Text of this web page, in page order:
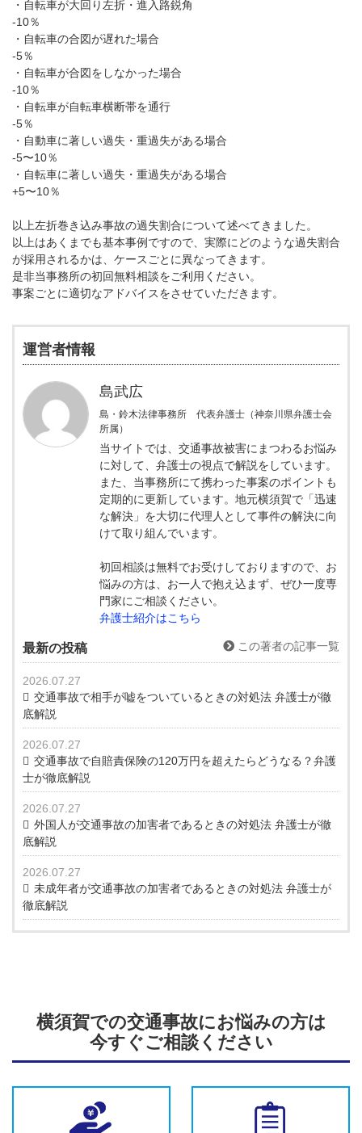
・自転車が大回り左折・進入路鋭角
-10％
・自転車の合図が遅れた場合
-5％
・自転車が合図をしなかった場合
-10％
・自転車が自転車横断帯を通行
-5％
・自動車に著しい過失・重過失がある場合
-5〜10％
・自転車に著しい過失・重過失がある場合
+5〜10％
以上左折巻き込み事故の過失割合について述べてきました。
以上はあくまでも基本事例ですので、実際にどのような過失割合
が採用されるかは、ケースごとに異なってきます。
是非当事務所の初回無料相談をご利用ください。
事案ごとに適切なアドバイスをさせていただきます。
運営者情報
島武広
島・鈴木法律事務所 代表弁護士（神奈川県弁護士会
所属）
当サイトでは、交通事故被害にまつわるお悩み
に対して、弁護士の視点で解説をしています。
また、当事務所にて携わった事案のポイントも
定期的に更新しています。地元横須賀で「迅速
な解決」を大切に代理人として事件の解決に向
けて取り組んでいます。
初回相談は無料でお受けしておりますので、お
悩みの方は、お一人で抱え込まず、ぜひ一度専
門家にご相談ください。
弁護士紹介はこちら
最新の投稿 この著者の記事一覧
2026.07.27
交通事故で相手が嘘をついているときの対処法 弁護士が徹
底解説
2026.07.27
交通事故で自賠責保険の120万円を超えたらどうなる？弁護
士が徹底解説
2026.07.27
外国人が交通事故の加害者であるときの対処法 弁護士が徹
底解説
2026.07.27
未成年者が交通事故の加害者であるときの対処法 弁護士が
徹底解説
横須賀での交通事故にお悩みの方は
今すぐご相談ください